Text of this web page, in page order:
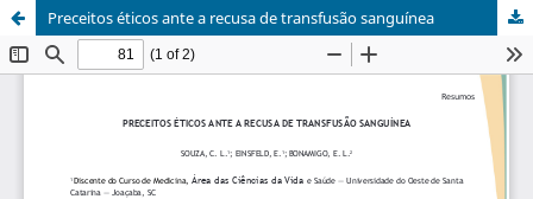
Preceitos éticos ante a recusa de transfusão sanguínea